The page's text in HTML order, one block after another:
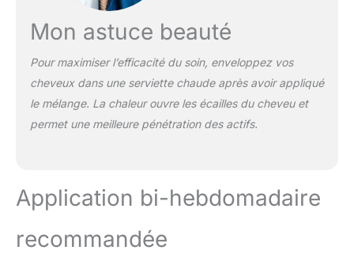
Mon astuce beauté
Pour maximiser l’efficacité du soin, enveloppez vos
cheveux dans une serviette chaude après avoir appliqué
le mélange. La chaleur ouvre les écailles du cheveu et
permet une meilleure pénétration des actifs.
Application bi-hebdomadaire
recommandée